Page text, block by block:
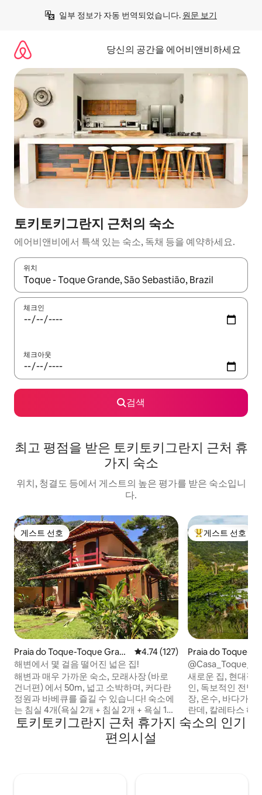
일부 정보가 자동 번역되었습니다. 원문 보기
당신의 공간을 에어비앤비하세요
토키토키그란지 근처의 숙소
에어비앤비에서 특색 있는 숙소, 독채 등을 예약하세요.
위치
결과가 나오면 위·아래 화살표 키를 사용하거나 터치 또는 스와이
체크인
체크아웃
검색
최고 평점을 받은 토키토키그란지 근처 휴
가지 숙소
위치, 청결도 등에서 게스트의 높은 평가를 받은 숙소입니
다.
게스트 선호
게스트 선호
Praia do Toque-Toque Gran
de의 집
평점 4.74점(5점 만점), 후기 127
4.74 (127)
해변에서 몇 걸음 떨어진 넓은 집!
해변과 매우 가까운 숙소, 모래사장 (바로
건너편) 에서 50m, 넓고 소박하며, 커다란
정원과 바베큐를 즐길 수 있습니다! 숙소에
는 침실 4개(욕실 2개 + 침실 2개 + 욕실 1
개), 전망실이 있는 중이층, 발코니, 주차장
이 있습니다. 통합 주방, 냉장고, 냉동고, 가
스레인지, 오븐, 전자레인지, 커피 메이커,
상위 게스트 선호
게스트 선호
Praia do Toque-
de의 집
피니티 풀.
새로운 집, 현대적,
인, 독보적인 전망.
장, 온수, 바다가
란데, 칼레타스 해
180도. 10월부터 3
머로 지는 모습을
토키토키그란지 근처 휴가지 숙소의 인기
편의시설